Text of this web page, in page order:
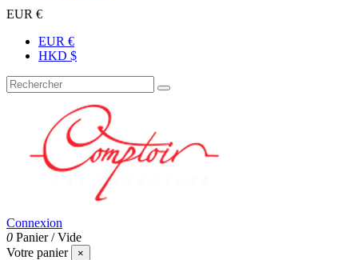
EUR €
EUR €
HKD $
Connexion
0 Panier /Vide
Votre panier
×